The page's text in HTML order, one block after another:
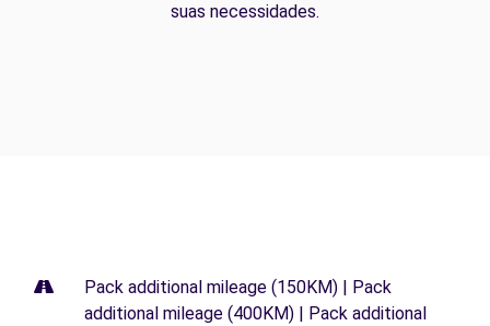
suas necessidades.
Pack additional mileage (150KM) | Pack
additional mileage (400KM) | Pack additional